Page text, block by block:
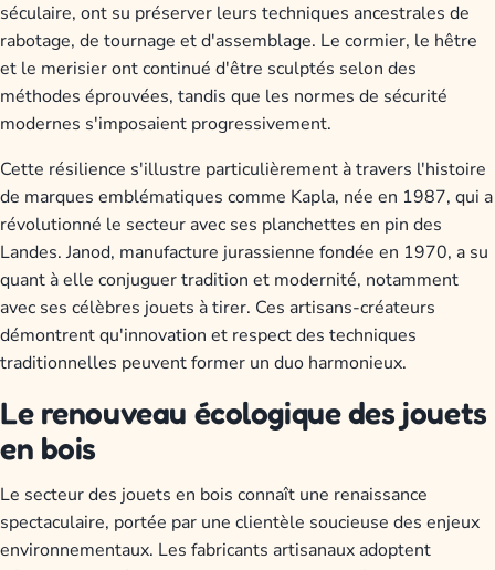
séculaire, ont su préserver leurs techniques ancestrales de
rabotage, de tournage et d'assemblage. Le cormier, le hêtre
et le merisier ont continué d'être sculptés selon des
méthodes éprouvées, tandis que les normes de sécurité
modernes s'imposaient progressivement.
Cette résilience s'illustre particulièrement à travers l'histoire
de marques emblématiques comme Kapla, née en 1987, qui a
révolutionné le secteur avec ses planchettes en pin des
Landes. Janod, manufacture jurassienne fondée en 1970, a su
quant à elle conjuguer tradition et modernité, notamment
avec ses célèbres jouets à tirer. Ces artisans-créateurs
démontrent qu'innovation et respect des techniques
traditionnelles peuvent former un duo harmonieux.
Le renouveau écologique des jouets
en bois
Le secteur des jouets en bois connaît une renaissance
spectaculaire, portée par une clientèle soucieuse des enjeux
environnementaux. Les fabricants artisanaux adoptent